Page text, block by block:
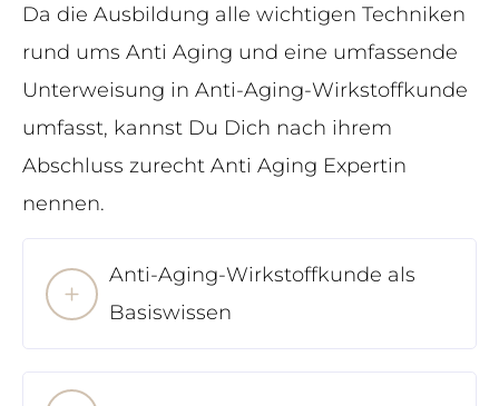
Da die Ausbildung alle wichtigen Techniken
rund ums Anti Aging und eine umfassende
Unterweisung in Anti-Aging-Wirkstoffkunde
umfasst, kannst Du Dich nach ihrem
Abschluss zurecht Anti Aging Expertin
nennen.
Anti-Aging-Wirkstoffkunde als
Basiswissen